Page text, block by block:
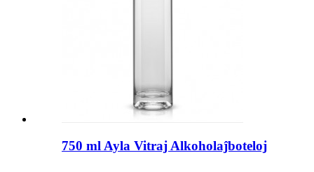
750 ml Ayla Vitraj Alkoholaĵboteloj